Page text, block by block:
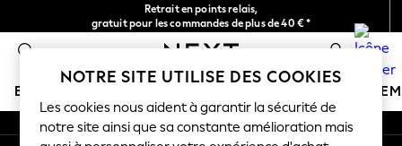
Retrait en points relais,
gratuit pour les commandes de plus de 40 € *
Livraison en 2-3 jours ouvrés*
BOUTIQUE VACANCES
HOLIDAY SHOP
An error occurred on client
Nos réseaux sociaux
NOTRE SITE UTILISE DES COOKIES
Les cookies nous aident à garantir la sécurité de
notre site ainsi que sa constante amélioration mais